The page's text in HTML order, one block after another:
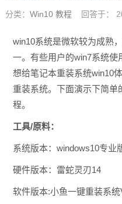
分类： Win10 教程 回答于：
win10系统是微软较为成熟
一。有些用户的win7系统
想给笔记本重装系统win10
重装系统。下面演示下简单
程。
工具/原料：
系统版本：windows10专业
硬件版本：雷蛇灵刃14
软件版本:小鱼一键重装系统